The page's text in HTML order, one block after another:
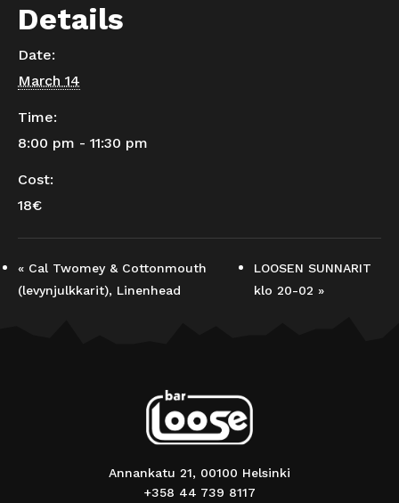
Details
Date:
March 14
Time:
8:00 pm - 11:30 pm
Cost:
18€
« Cal Twomey & Cottonmouth
(levynjulkkarit), Linenhead
LOOSEN SUNNARIT
klo 20-02 »
Annankatu 21, 00100 Helsinki
+358 44 739 8117